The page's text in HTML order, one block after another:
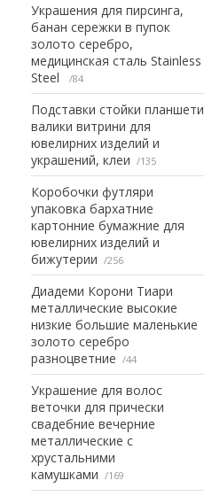
Украшения для пирсинга,
банан сережки в пупок
золото серебро,
медицинская сталь Stainless
Steel
84
Подставки стойки планшети
валики витрини для
ювелирних изделий и
украшений, клеи
135
Коробочки футляри
упаковка бархатние
картонние бумажние для
ювелирних изделий и
бижутерии
256
Диадеми Корони Тиари
металлические высокие
низкие большие маленькие
золото серебро
разноцветние
44
Украшение для волос
веточки для прически
свадебние вечерние
металлические с
хрустальними
камушками
169